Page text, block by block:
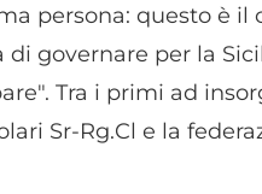
persona: questo è il
di governare per la
Tra i primi ad
Sr-Rg.Cl e la